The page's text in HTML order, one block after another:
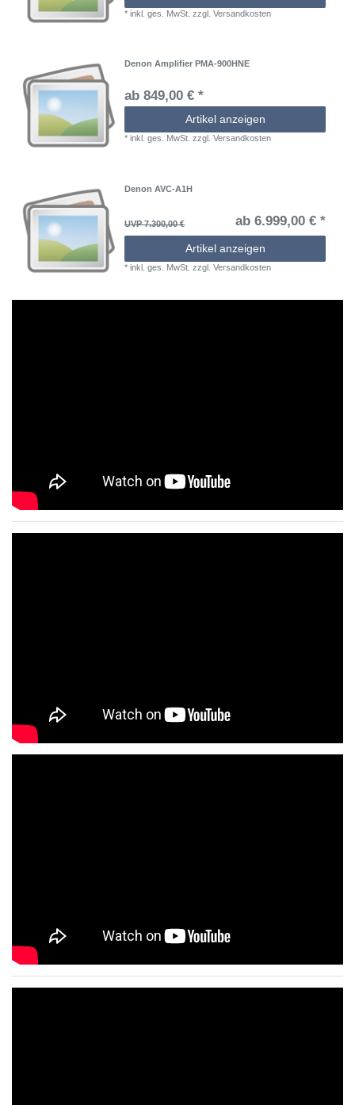
*inkl. ges. MwSt. zzgl.Versandkosten
Denon Amplifier PMA-900HNE
ab 849,00 € *
Artikel anzeigen
*inkl. ges. MwSt. zzgl.Versandkosten
Denon AVC-A1H
UVP 7.300,00 € ab 6.999,00 € *
Artikel anzeigen
*inkl. ges. MwSt. zzgl.Versandkosten